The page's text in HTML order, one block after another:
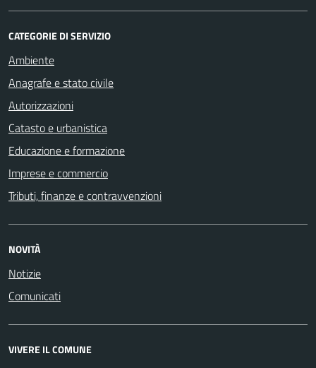
CATEGORIE DI SERVIZIO
Ambiente
Anagrafe e stato civile
Autorizzazioni
Catasto e urbanistica
Educazione e formazione
Imprese e commercio
Tributi, finanze e contravvenzioni
NOVITÀ
Notizie
Comunicati
VIVERE IL COMUNE